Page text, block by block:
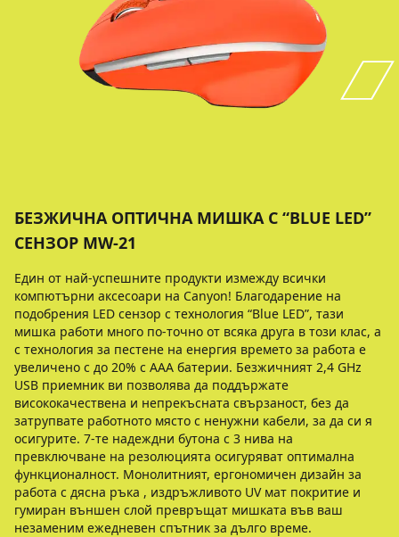
БЕЗЖИЧНА ОПТИЧНА МИШКА С “BLUE LED”
СЕНЗОР MW-21
Един от най-успешните продукти измежду всички
компютърни аксесоари на Canyon! Благодарение на
подобрения LED сензор с технология “Blue LED”, тази
мишка работи много по-точно от всяка друга в този клас, а
с технология за пестене на енергия времето за работа е
увеличено с до 20% с ААA батерии. Безжичният 2,4 GHz
USB приемник ви позволява да поддържате
висококачествена и непрекъсната свързаност, без да
затрупвате работното място с ненужни кабели, за да си я
осигурите. 7-те надеждни бутона с 3 нива на
превключване на резолюцията осигуряват оптимална
функционалност. Монолитният, ергономичен дизайн за
работа с дясна ръка , издръжливото UV мат покритие и
гумиран външен слой превръщат мишката във ваш
незаменим ежедневен спътник за дълго време.